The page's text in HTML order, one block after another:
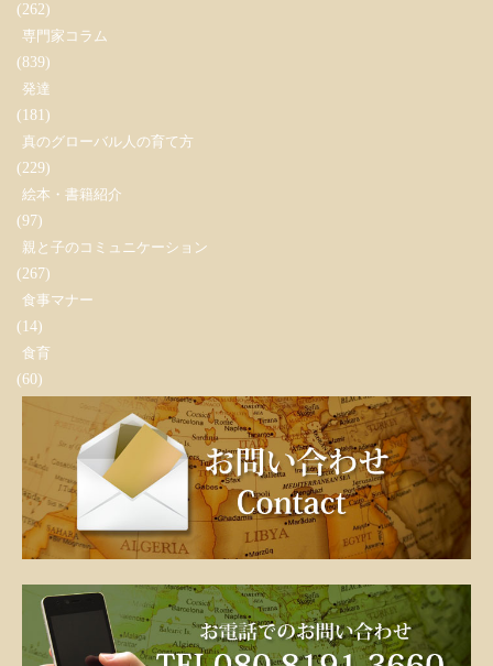
(262)
専門家コラム
(839)
発達
(181)
真のグローバル人の育て方
(229)
絵本・書籍紹介
(97)
親と子のコミュニケーション
(267)
食事マナー
(14)
食育
(60)